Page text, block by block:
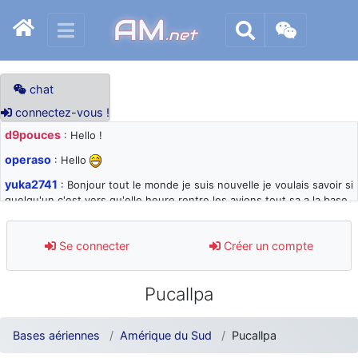
AM.net
chat
connectez-vous !
d9pouces : Hello !
operaso : Hello
yuka2741 : Bonjour tout le monde je suis nouvelle je voulais savoir si
quelqu'un c'est vers qu'elle heure rentre les avions tout sa a la base
d9pouces: désolé pour les quelques blocages du site ces derniers
jours : je teste des méthodes contre le spam et les bots trop nocifs
: Super, la nouvelle bannière
d9pouces : je suis un avion@,._,+ > lesquels ? je ne suis pas sûr de
comprendre
Se connecter Créer un compte
Pucallpa
Bases aériennes Amérique du Sud Pucallpa